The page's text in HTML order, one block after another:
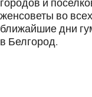
городов и
женсоветы во
ближайшие дни
в Белгород.